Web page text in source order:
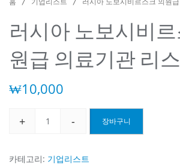
러시아 노보시비
원급 의료기관 리
₩10,000
+
아
- 장바구니
카테고리: 기업리스트